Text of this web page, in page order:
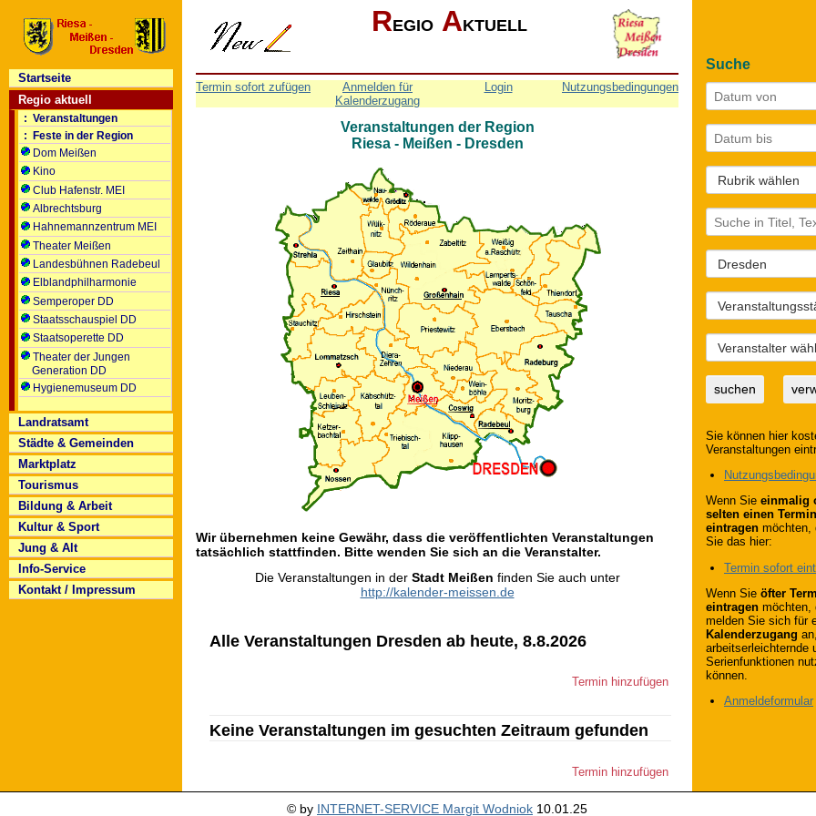
REGIO AKTUELL
Termin sofort zufügen
Anmelden für
Kalenderzugang
Login Nutzungsbedingungen
Veranstaltungen der Region
Riesa - Meißen - Dresden
Wir übernehmen keine Gewähr, dass die veröffentlichten Veranstaltungen
tatsächlich stattfinden. Bitte wenden Sie sich an die Veranstalter.
Die Veranstaltungen in der Stadt Meißen finden Sie auch unter
http://kalender-meissen.de
Alle Veranstaltungen Dresden ab heute, 8.8.2026
Termin hinzufügen
Keine Veranstaltungen im gesuchten Zeitraum gefunden
Termin hinzufügen
Startseite
Regio aktuell
: Veranstaltungen
: Feste in der Region
Dom Meißen
Kino
Club Hafenstr. MEI
Albrechtsburg
Hahnemannzentrum MEI
Theater Meißen
Landesbühnen Radebeul
Elblandphilharmonie
Semperoper DD
Staatsschauspiel DD
Staatsoperette DD
Theater der Jungen
Generation DD
Hygienemuseum DD
Landratsamt
Städte & Gemeinden
Marktplatz
Tourismus
Bildung & Arbeit
Kultur & Sport
Jung & Alt
Info-Service
Kontakt / Impressum
Suche
suchen
Sie können hier
Veranstaltungen
Wenn Sie einmalig
selten einen Termin
eintragen möchten,
Sie das hier:
Termin sofort
Wenn Sie öfter
eintragen möchten,
melden Sie sich für
Kalenderzugang
arbeitserleichternde
Serienfunktionen
können.
Anmeldeformular
© by INTERNET-SERVICE Margit Wodniok 10.01.25